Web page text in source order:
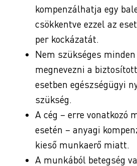
kompenzálhatja egy
csökkentve ezzel az
per kockázatát.
Nem szükséges
megnevezni a
esetben egészségügyi
szükség.
A cég – erre vonatkozó
esetén – anyagi
kieső munkaerő miatt.
A munkából betegség